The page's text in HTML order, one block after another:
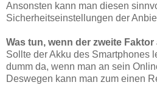
Ansonsten kann man diesen
Sicherheitseinstellungen der
Was tun, wenn der zweite
Sollte der Akku des Smartphones
dumm da, wenn man an sein
Deswegen kann man zum einen